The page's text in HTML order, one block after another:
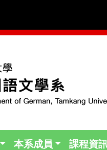
本系成員 課程資